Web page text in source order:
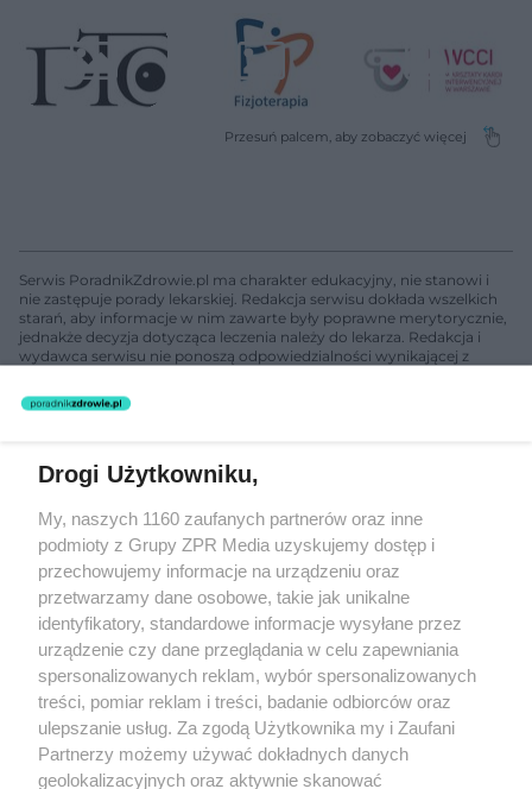
Serwis PoradnikZdrowie.pl ma charakter edukacyjny, nie stanowi i
nie zastępuje porady lekarskiej. Redakcja serwisu dokłada wszelkich
starań, aby informacje w nim zawarte były poprawne merytorycznie,
jednakże decyzja dotycząca leczenia należy do lekarza. Redakcja i
wydawca serwisu nie ponoszą odpowiedzialności wynikającej z
nie prowadzi działalności leczniczej polegającej na udzielaniu
świadczeń zdrowotnych w rozumieniu art. 3 ust 1 ustawy o
Żaden utwór zamieszczony w serwisie nie może być powielany i
rozpowszechniany lub dalej rozpowszechniany w jakikolwiek sposób
(w tym także elektroniczny lub mechaniczny) na jakimkolwiek polu
eksploatacji w jakiejkolwiek formie, włącznie z umieszczaniem w
Internecie bez pisemnej zgody właściciela praw. Jakiekolwiek użycie
lub wykorzystanie utworów w całości lub w części z naruszeniem
prawa, tzn. bez właściwej zgody, jest zabronione pod groźbą kary i
może być ścigane prawnie.
Drogi Użytkowniku,
My, naszych 1160 zaufanych partnerów oraz inne
podmioty z Grupy ZPR Media uzyskujemy dostęp i
przechowujemy informacje na urządzeniu oraz
przetwarzamy dane osobowe, takie jak unikalne
identyfikatory, standardowe informacje wysyłane przez
urządzenie czy dane przeglądania w celu zapewniania
spersonalizowanych reklam, wybór spersonalizowanych
treści, pomiar reklam i treści, badanie odbiorców oraz
ulepszanie usług. Za zgodą Użytkownika my i Zaufani
Partnerzy możemy używać dokładnych danych
geolokalizacyjnych oraz aktywnie skanować